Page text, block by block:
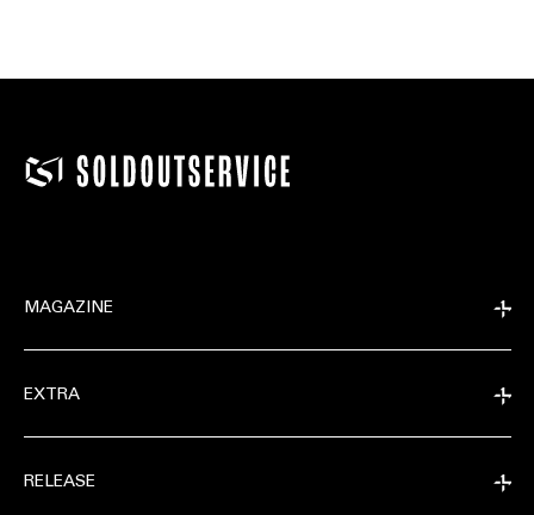
MAGAZINE
EXTRA
RELEASE